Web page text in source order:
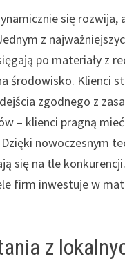
się
z
po materiały z
środowisko. Klienci
zgodnego z
– klienci pragną
nowoczesnym
się na tle
firm inwestuje w
z